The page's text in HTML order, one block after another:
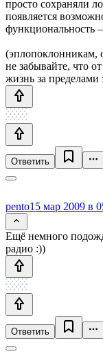
просто сохраняли
появляется
функциональность
не забывайте, что
жизнь за пределами
Ответить
pento15 мар 2009 в
Ещё немного
радио :))
Ответить